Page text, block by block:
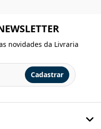
novidades da Livraria
Cadastrar